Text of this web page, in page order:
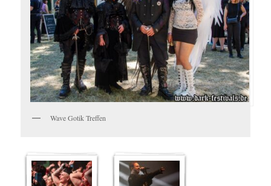
Wave Gotik Treffen